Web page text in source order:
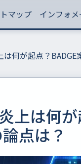
マップ インフォ
何が起点？BADGE
上は何が
点は？